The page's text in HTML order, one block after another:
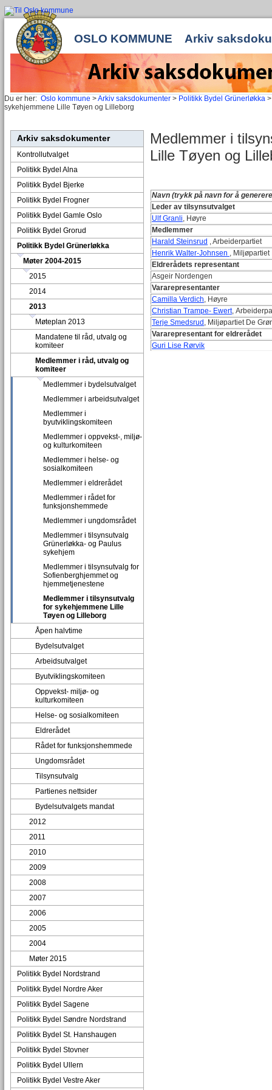
OSLO KOMMUNE Arkiv
Du er her: Oslo kommune >Arkiv saksdokumenter > Politikk Bydel Grünerløkka
sykehjemmene Lille Tøyen og Lilleborg
Arkiv saksdokumenter
Kontrollutvalget
Politikk Bydel Alna
Politikk Bydel Bjerke
Politikk Bydel Frogner
Politikk Bydel Gamle Oslo
Politikk Bydel Grorud
Politikk Bydel Grünerløkka
Møter 2004-2015
2015
2014
2013
Møteplan 2013
Mandatene til råd, utvalg og
komiteer
Medlemmer i råd, utvalg og
komiteer
Medlemmer i bydelsutvalget
Medlemmer i arbeidsutvalget
Medlemmer i
byutviklingskomiteen
Medlemmer i oppvekst-, miljø-
og kulturkomiteen
Medlemmer i helse- og
sosialkomiteen
Medlemmer i eldrerådet
Medlemmer i rådet for
funksjonshemmede
Medlemmer i ungdomsrådet
Medlemmer i tilsynsutvalg
Grünerløkka- og Paulus
sykehjem
Medlemmer i tilsynsutvalg for
Sofienberghjemmet og
hjemmetjenestene
Medlemmer i tilsynsutvalg
for sykehjemmene Lille
Tøyen og Lilleborg
Åpen halvtime
Bydelsutvalget
Arbeidsutvalget
Byutviklingskomiteen
Oppvekst- miljø- og
kulturkomiteen
Helse- og sosialkomiteen
Eldrerådet
Rådet for funksjonshemmede
Ungdomsrådet
Tilsynsutvalg
Partienes nettsider
Bydelsutvalgets mandat
2012
2011
2010
2009
2008
2007
2006
2005
2004
Møter 2015
Politikk Bydel Nordstrand
Politikk Bydel Nordre Aker
Politikk Bydel Sagene
Politikk Bydel Søndre Nordstrand
Politikk Bydel St. Hanshaugen
Politikk Bydel Stovner
Politikk Bydel Ullern
Politikk Bydel Vestre Aker
Medlemmer i
Lille Tøyen og
Navn (trykk på navn for å
Leder av tilsynsutvalget
Ulf Granli, Høyre
Medlemmer
Harald Steinsrud , Arbeiderpartiet
Henrik Walter-Johnsen , Miljøpartiet
Eldrerådets representant
Asgeir Nordengen
Vararepresentanter
Camilla Verdich, Høyre
Christian Trampe- Ewert,
Terje Smedsrud , Miljøpartiet De
Vararepresentant for eldrerådet
Guri Lise Rørvik